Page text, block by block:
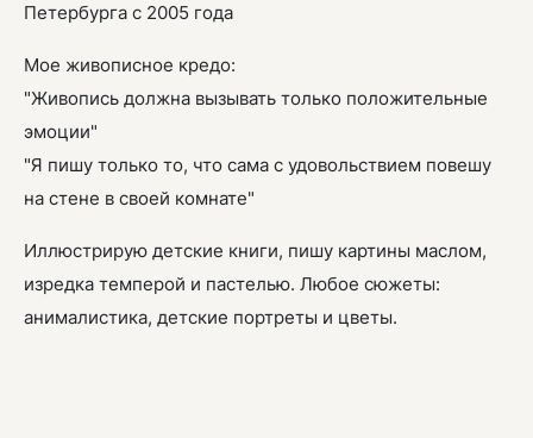
Петербурга с 2005 года
Мое живописное кредо:
"Живопись должна вызывать только положительные
эмоции"
"Я пишу только то, что сама с удовольствием повешу
на стене в своей комнате"
Иллюстрирую детские книги, пишу картины маслом,
изредка темперой и пастелью. Любое сюжеты:
анималистика, детские портреты и цветы.